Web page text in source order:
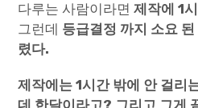
다루는 사람이라면제작에 1
그런데 등급결정 까지 소요
렸다.
제작에는 1시간 밖에 안 걸리